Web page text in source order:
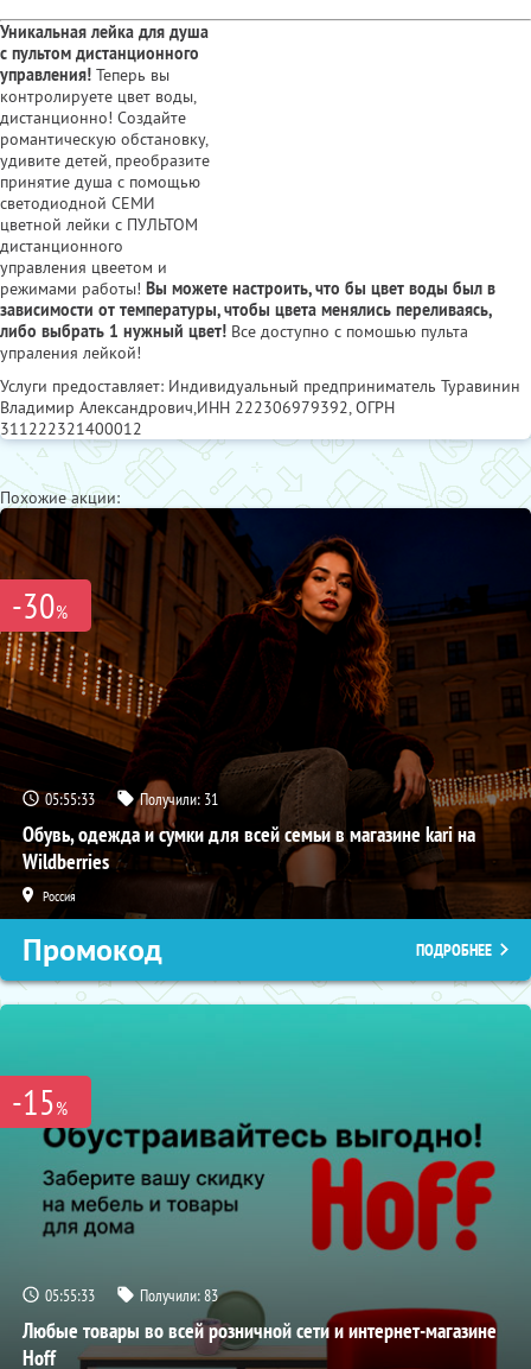
Уникальная лейка для душа
с пультом дистанционного
управления! Теперь вы
контролируете цвет воды,
дистанционно! Создайте
романтическую обстановку,
удивите детей, преобразите
принятие душа с помощью
светодиодной СЕМИ
цветной лейки с ПУЛЬТОМ
дистанционного
управления цвеетом и
режимами работы! Вы можете настроить, что бы цвет воды был в
зависимости от температуры, чтобы цвета менялись переливаясь,
либо выбрать 1 нужный цвет! Все доступно с помошью пульта
упраления лейкой!
Услуги предоставляет: Индивидуальный предприниматель Туравинин
Владимир Александрович,ИНН 222306979392, ОГРН
311222321400012
Похожие акции:
-30%
05:55:32 Получили: 31
Обувь, одежда и сумки для всей семьи в магазине kari на
Wildberries
Россия
Промокод ПОДРОБНЕЕ
-15%
05:55:32 Получили:83
Любые товары во всей розничной сети и интернет-магазине
Hoff